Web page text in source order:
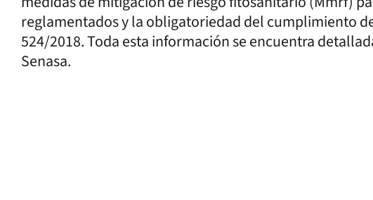
reglamentados y la obligatoriedad del cumplimiento
524/2018. Toda esta información se encuentra
Senasa.